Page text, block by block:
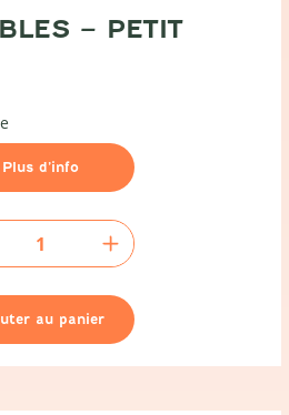
– PETIT
Plus d’info
de
câbles
-
petit
au panier